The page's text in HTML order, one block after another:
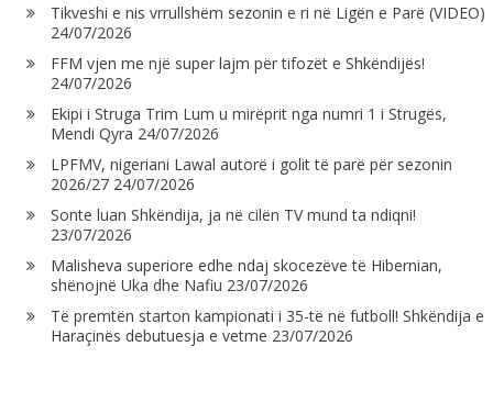
Tikveshi e nis vrrullshëm sezonin e ri në Ligën e Parë (VIDEO)
24/07/2026
FFM vjen me një super lajm për tifozët e Shkëndijës!
24/07/2026
Ekipi i Struga Trim Lum u mirëprit nga numri 1 i Strugës,
Mendi Qyra 24/07/2026
LPFMV, nigeriani Lawal autorë i golit të parë për sezonin
2026/27 24/07/2026
Sonte luan Shkëndija, ja në cilën TV mund ta ndiqni!
23/07/2026
Malisheva superiore edhe ndaj skocezëve të Hibernian,
shënojnë Uka dhe Nafiu 23/07/2026
Të premtën starton kampionati i 35-të në futboll! Shkëndija e
Haraçinës debutuesja e vetme 23/07/2026